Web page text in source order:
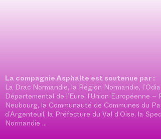
La compagnie Asphalte est soutenue par :
La Drac Normandie, la Région Normandie,
Départemental de l’Eure, l’Union Européenne –
Neubourg, la Communauté de Communes du
d’Argenteuil, la Préfecture du Val d’Oise, la
Normandie …